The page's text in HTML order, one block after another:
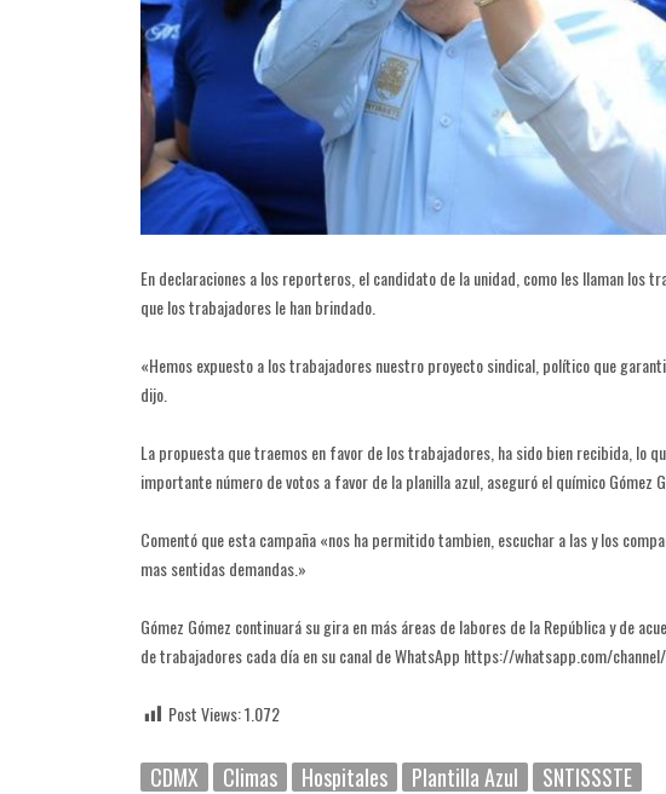
En declaraciones a los reporteros, el candidato de la unidad, como les llaman los
que los trabajadores le han brindado.
«Hemos expuesto a los trabajadores nuestro proyecto sindical, político que
dijo.
La propuesta que traemos en favor de los trabajadores, ha sido bien recibida, lo
importante número de votos a favor de la planilla azul, aseguró el químico Gómez
Comentó que esta campaña «nos ha permitido tambien, escuchar a las y los
mas sentidas demandas.»
Gómez Gómez continuará su gira en más áreas de labores de la República y de
de trabajadores cada día en su canal de WhatsApp https://whatsapp.com/
Post Views:1.072
CDMX Climas Hospitales Plantilla Azul SNTISSSTE